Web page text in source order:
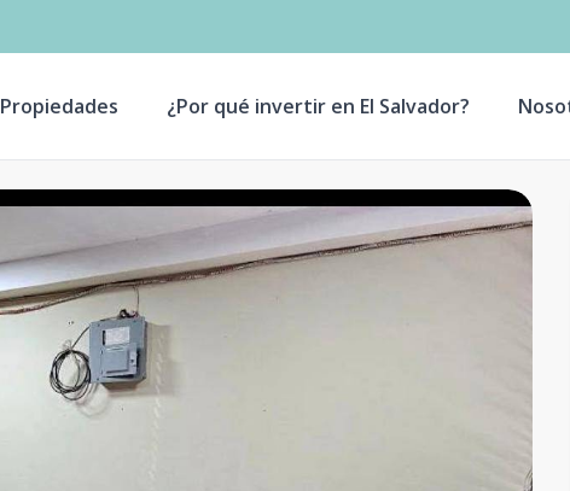
Propiedades ¿Por qué invertir en El Salvador?